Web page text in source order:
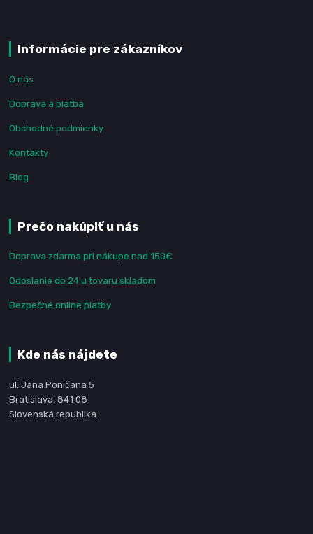
Informácie pre zákazníkov
O nás
Doprava a platba
Obchodné podmienky
Kontakty
Blog
Prečo nakúpiť u nás
Doprava zdarma pri nákupe nad 150€
Odoslanie do 24 u tovaru skladom
Bezpečné online platby
Kde nás nájdete
ul. Jána Poničana 5
Bratislava, 841 08
Slovenská republika